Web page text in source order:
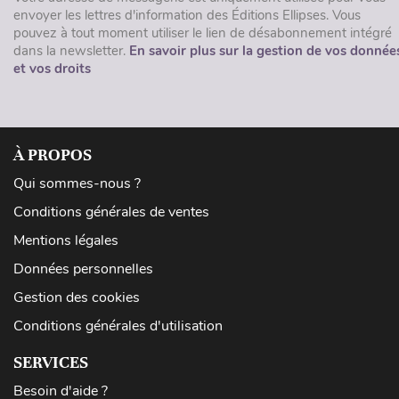
envoyer les lettres d'information des Éditions Ellipses. Vous
pouvez à tout moment utiliser le lien de désabonnement intégré
dans la newsletter. En savoir plus sur la gestion de vos
et vos droits
À PROPOS
Qui sommes-nous ?
Conditions générales de ventes
Mentions légales
Données personnelles
Gestion des cookies
Conditions générales d'utilisation
SERVICES
Besoin d'aide ?